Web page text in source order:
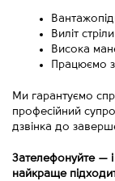
Виліт
Висока
Працюємо
Ми гарантуємо
професійний
дзвінка до
Зателефонуйте —
найкраще